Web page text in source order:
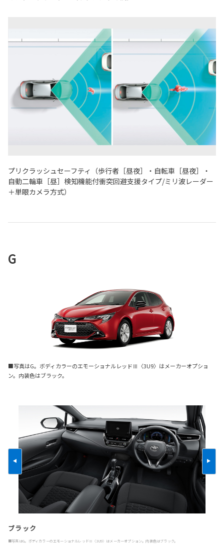
プリクラッシュセーフティ（歩行者［昼夜］・自転車［昼夜］・
自動二輪車［昼］検知機能付衝突回避支援タイプ/ミリ波レーダー
＋単眼カメラ方式）
G
■写真はG。ボディカラーのエモーショナルレッドⅢ〈3U9〉はメーカーオプショ
ン。内装色はブラック。
ブラック
■写真はG。ボディカラーのエモーショナルレッドⅢ〈3U9〉はメーカーオプション。内装色はブラック。